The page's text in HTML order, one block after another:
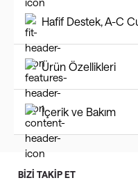
Hafif Destek, A-C
Ürün Özellikleri
İçerik ve Bakım
BİZİ TAKİP ET